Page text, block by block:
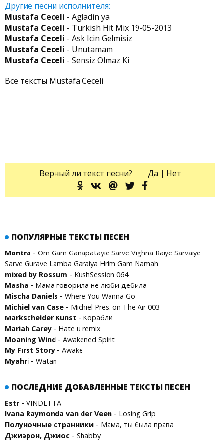
Другие песни исполнителя:
Mustafa Ceceli - Agladin ya
Mustafa Ceceli - Turkish Hit Mix 19-05-2013
Mustafa Ceceli - Ask Icin Gelmisiz
Mustafa Ceceli - Unutamam
Mustafa Ceceli - Sensiz Olmaz Ki
Все тексты Mustafa Ceceli
Верный ли текст песни? Да | Нет
ПОПУЛЯРНЫЕ ТЕКСТЫ ПЕСЕН
Mantra - Om Gam Ganapatayie Sarve Vighna Raiye Sarvaiye
Sarve Gurave Lamba Garaiya Hrim Gam Namah
mixed by Rossum - KushSession 064
Masha - Мама говорила не люби дебила
Mischa Daniels - Where You Wanna Go
Michiel van Case - Michiel Pres. on The Air 003
Marksсheider Kunst - Корабли
Mariah Carey - Hate u remix
Moaning Wind - Awakened Spirit
My First Story - Awake
Myahri - Watan
ПОСЛЕДНИЕ ДОБАВЛЕННЫЕ ТЕКСТЫ ПЕСЕН
Estr- VINDETTA
Ivana Raymonda van der Veen - Losing Grip
Полуночные странники - Мама, ты была права
Джиэрон, Джиос - Shabby